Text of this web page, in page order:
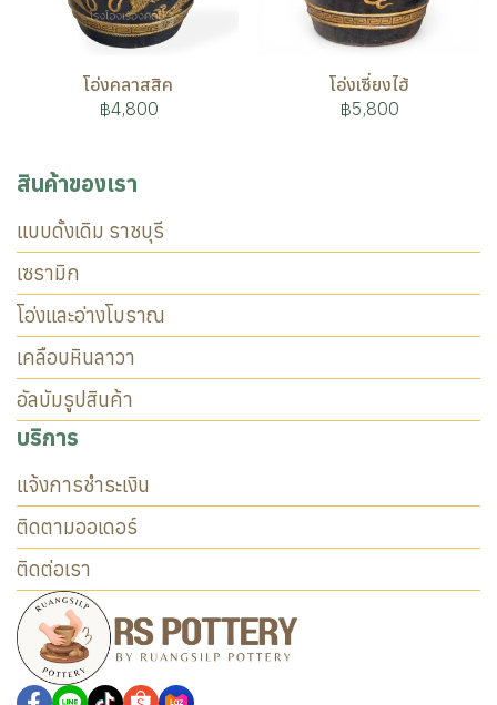
โอ่งคลาสสิค
฿4,800
โอ่งเซี่ยงไฮ้
฿5,800
สินค้าของเรา
แบบดั้งเดิม ราชบุรี
เซรามิก
โอ่งและอ่างโบราณ
เคลือบหินลาวา
อัลบัมรูปสินค้า
บริการ
แจ้งการชำระเงิน
ติดตามออเดอร์
ติดต่อเรา